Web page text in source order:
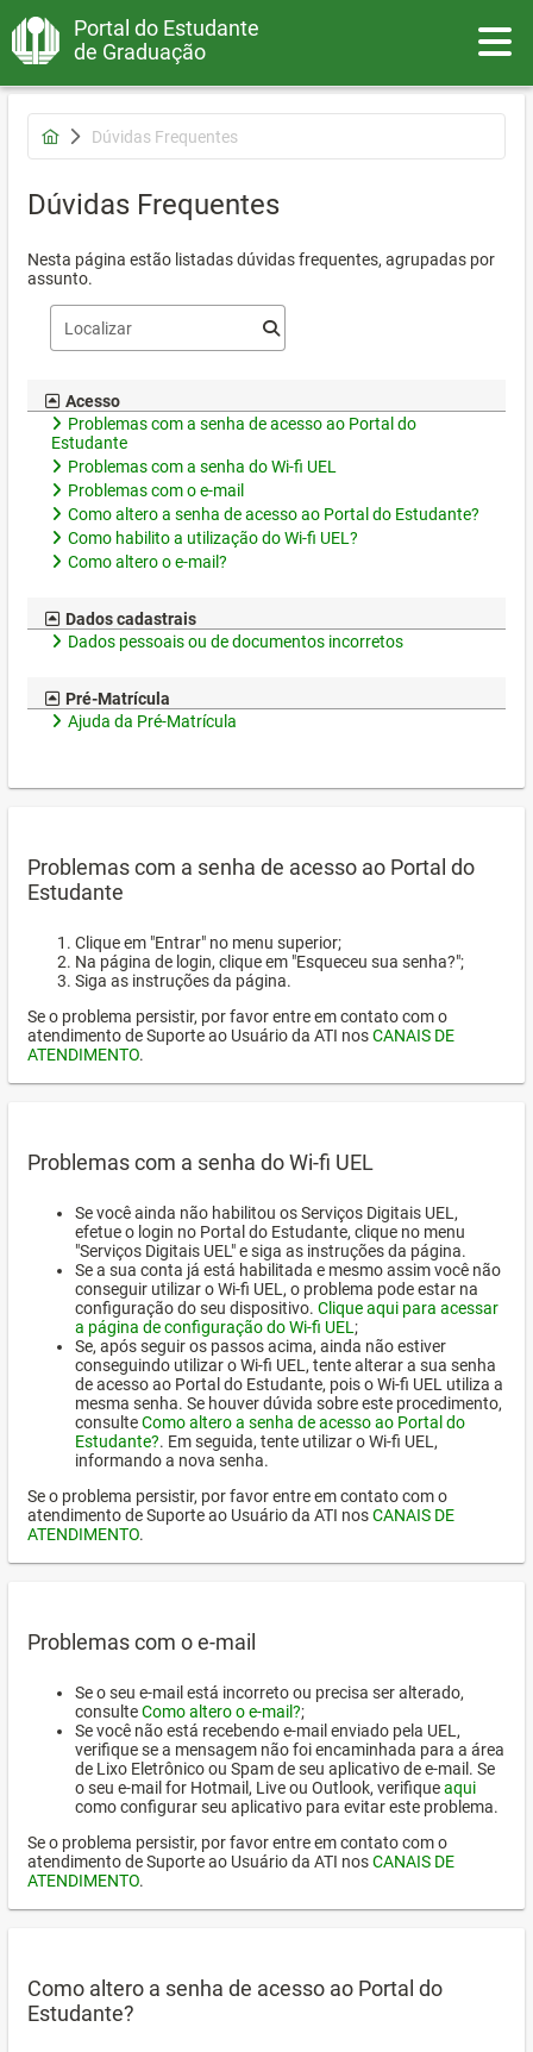
Portal do Estudante
de Graduação
Dúvidas Frequentes
Dúvidas Frequentes
Nesta página estão listadas dúvidas frequentes, agrupadas por
assunto.
Acesso
Problemas com a senha de acesso ao Portal do
Estudante
Problemas com a senha do Wi-fi UEL
Problemas com o e-mail
Como altero a senha de acesso ao Portal do Estudante?
Como habilito a utilização do Wi-fi UEL?
Como altero o e-mail?
Dados cadastrais
Dados pessoais ou de documentos incorretos
Pré-Matrícula
Ajuda da Pré-Matrícula
Problemas com a senha de acesso ao Portal do
Estudante
Clique em "Entrar" no menu superior;
Na página de login, clique em "Esqueceu sua senha?";
Siga as instruções da página.
Se o problema persistir, por favor entre em contato com o
atendimento de Suporte ao Usuário da ATI nosCANAIS DE
ATENDIMENTO.
Problemas com a senha do Wi-fi UEL
Se você ainda não habilitou os Serviços Digitais UEL,
efetue o login no Portal do Estudante, clique no menu
"Serviços Digitais UEL" e siga as instruções da página.
Se a sua conta já está habilitada e mesmo assim você não
conseguir utilizar o Wi-fi UEL, o problema pode estar na
configuração do seu dispositivo. Clique aqui para acessar
a página de configuração do Wi-fi UEL ;
Se, após seguir os passos acima, ainda não estiver
conseguindo utilizar o Wi-fi UEL, tente alterar a sua senha
de acesso ao Portal do Estudante, pois o Wi-fi UEL utiliza a
mesma senha. Se houver dúvida sobre este procedimento,
consulteComo altero a senha de acesso ao Portal do
Estudante?. Em seguida, tente utilizar o Wi-fi UEL,
informando a nova senha.
Se o problema persistir, por favor entre em contato com o
atendimento de Suporte ao Usuário da ATI nosCANAIS DE
ATENDIMENTO.
Problemas com o e-mail
Se o seu e-mail está incorreto ou precisa ser alterado,
consulteComo altero o e-mail?;
Se você não está recebendo e-mail enviado pela UEL,
verifique se a mensagem não foi encaminhada para a área
de Lixo Eletrônico ou Spam de seu aplicativo de e-mail. Se
o seu e-mail for Hotmail, Live ou Outlook, verifiqueaqui
como configurar seu aplicativo para evitar este problema.
Se o problema persistir, por favor entre em contato com o
atendimento de Suporte ao Usuário da ATI nosCANAIS DE
ATENDIMENTO.
Como altero a senha de acesso ao Portal do
Estudante?